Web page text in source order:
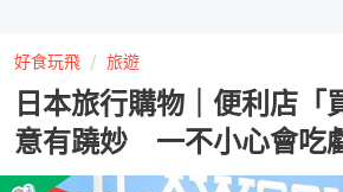
好食玩飛 旅遊
日本旅行購物｜便利店「
意有蹺妙 一不小心會吃